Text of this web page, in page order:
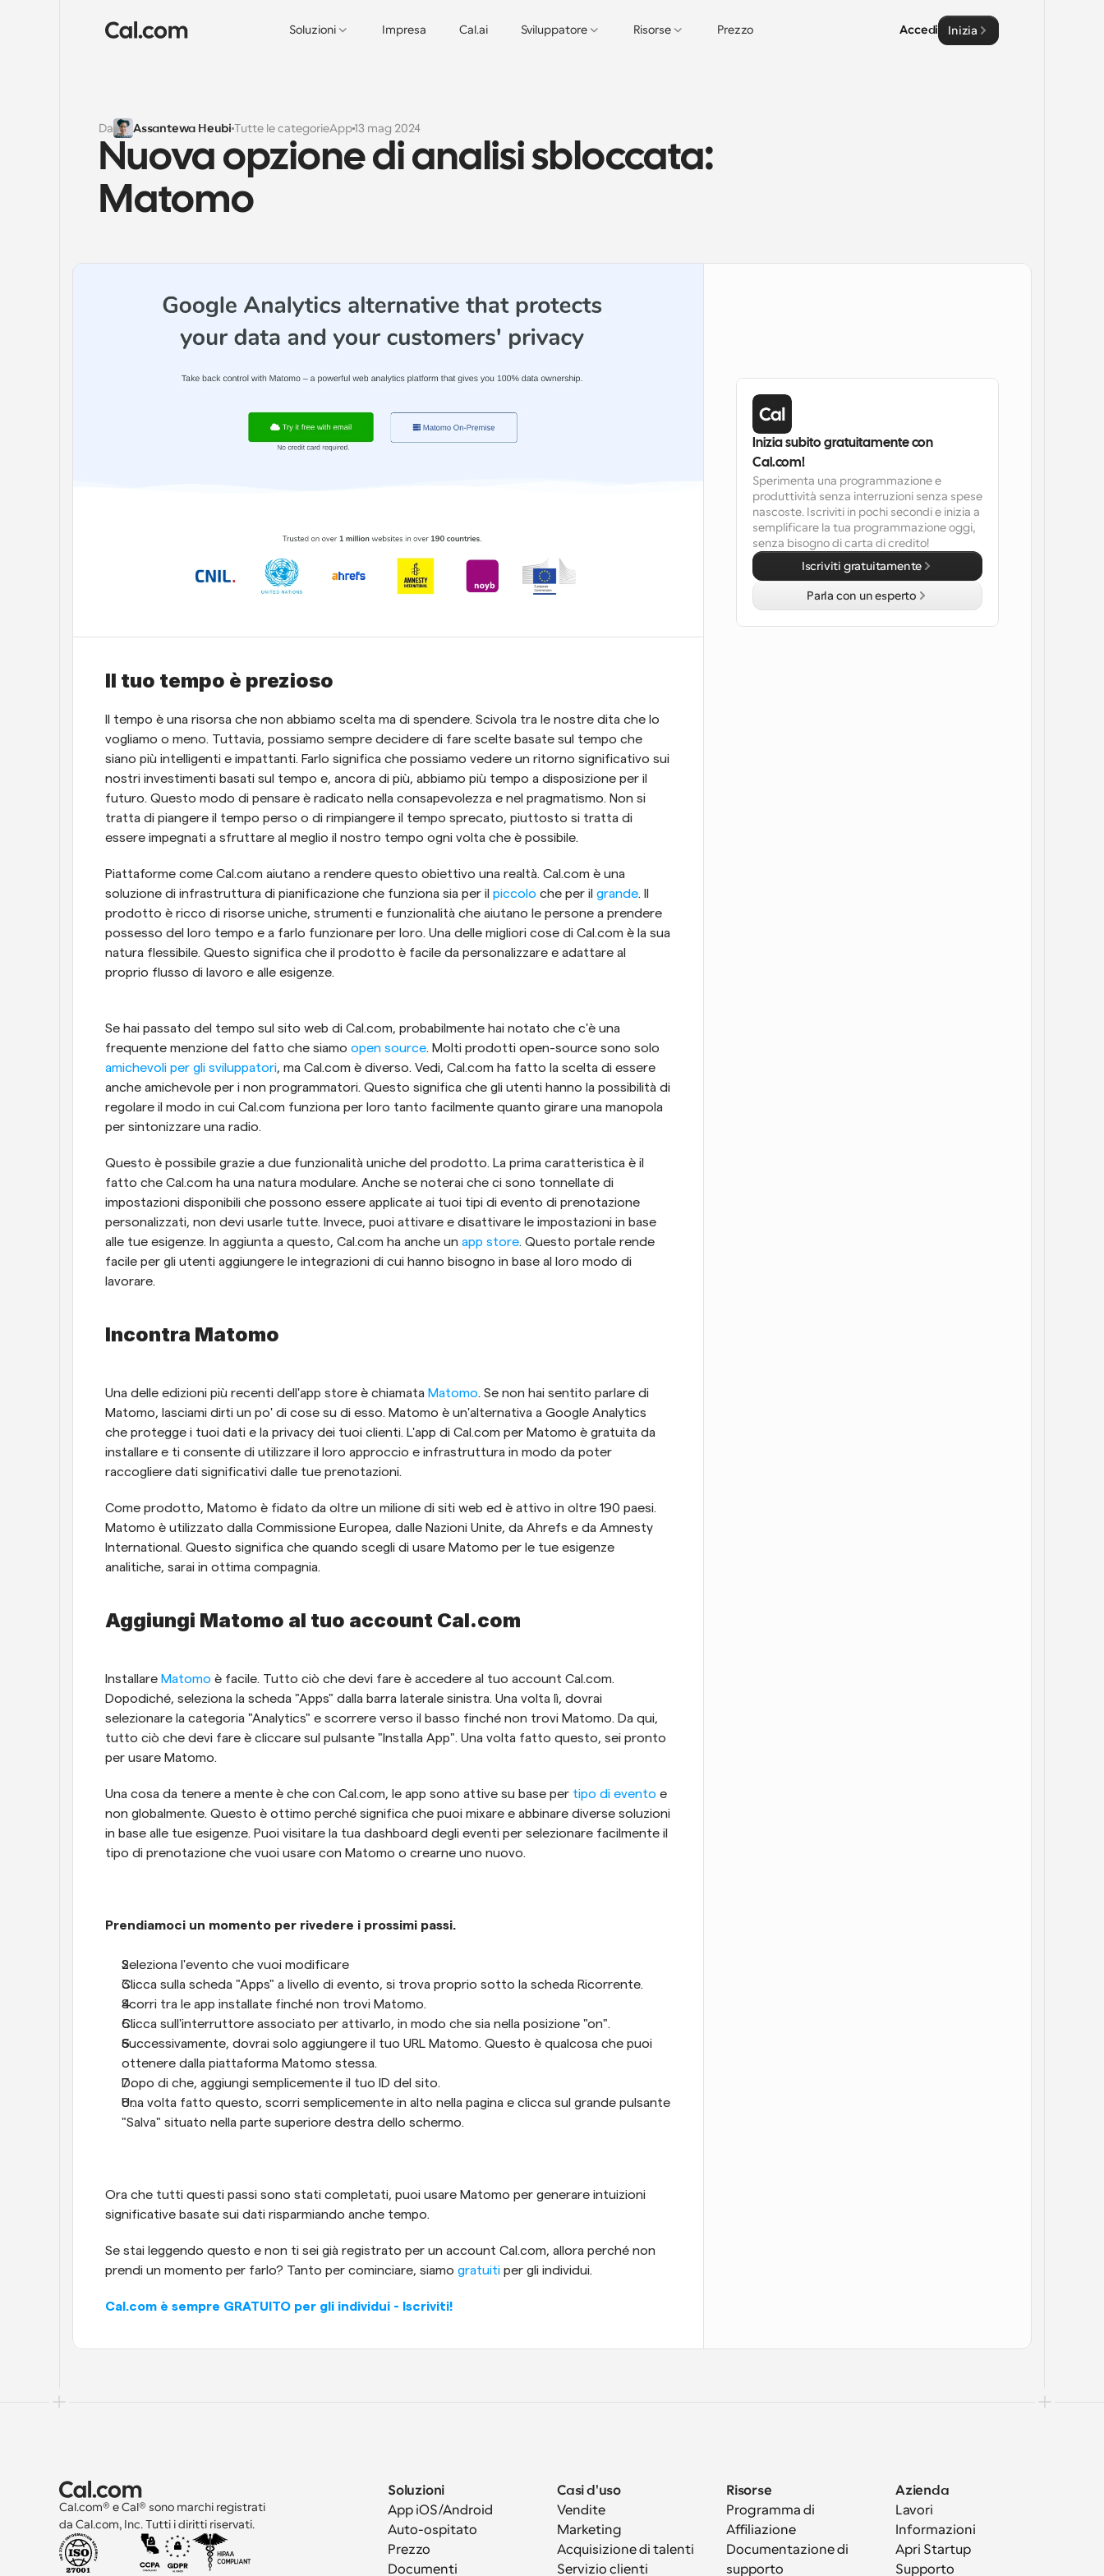
Soluzioni Impresa Cal.ai Sviluppatore Risorse Prezzo Accedi Inizia
Da Assantewa Heubi Tutte le categorieApp13 mag 2024
Nuova opzione di analisi sbloccata:
Matomo
Il tuo tempo è prezioso
Il tempo è una risorsa che non abbiamo scelta ma di spendere. Scivola tra le nostre dita che lo
vogliamo o meno. Tuttavia, possiamo sempre decidere di fare scelte basate sul tempo che
siano più intelligenti e impattanti. Farlo significa che possiamo vedere un ritorno significativo sui
nostri investimenti basati sul tempo e, ancora di più, abbiamo più tempo a disposizione per il
futuro. Questo modo di pensare è radicato nella consapevolezza e nel pragmatismo. Non si
tratta di piangere il tempo perso o di rimpiangere il tempo sprecato, piuttosto si tratta di
essere impegnati a sfruttare al meglio il nostro tempo ogni volta che è possibile.
Piattaforme come Cal.com aiutano a rendere questo obiettivo una realtà. Cal.com è una
soluzione di infrastruttura di pianificazione che funziona sia per il piccolo che per il grande. Il
prodotto è ricco di risorse uniche, strumenti e funzionalità che aiutano le persone a prendere
possesso del loro tempo e a farlo funzionare per loro. Una delle migliori cose di Cal.com è la sua
natura flessibile. Questo significa che il prodotto è facile da personalizzare e adattare al
proprio flusso di lavoro e alle esigenze.
Se hai passato del tempo sul sito web di Cal.com, probabilmente hai notato che c'è una
frequente menzione del fatto che siamo open source
amichevoli per gli sviluppatori, ma Cal.com è diverso. Vedi, Cal.com ha fatto la scelta di essere
anche amichevole per i non programmatori. Questo significa che gli utenti hanno la possibilità di
regolare il modo in cui Cal.com funziona per loro tanto facilmente quanto girare una manopola
per sintonizzare una radio.
Questo è possibile grazie a due funzionalità uniche del prodotto. La prima caratteristica è il
fatto che Cal.com ha una natura modulare. Anche se noterai che ci sono tonnellate di
impostazioni disponibili che possono essere applicate ai tuoi tipi di evento di prenotazione
personalizzati, non devi usarle tutte. Invece, puoi attivare e disattivare le impostazioni in base
alle tue esigenze. In aggiunta a questo, Cal.com ha anche un app store. Questo portale rende
facile per gli utenti aggiungere le integrazioni di cui hanno bisogno in base al loro modo di
lavorare.
Incontra Matomo
Una delle edizioni più recenti dell'app store è chiamata Matomo. Se non hai sentito parlare di
Matomo, lasciami dirti un po' di cose su di esso. Matomo è un'alternativa a Google Analytics
che protegge i tuoi dati e la privacy dei tuoi clienti. L'app di Cal.com per Matomo è gratuita da
installare e ti consente di utilizzare il loro approccio e infrastruttura in modo da poter
raccogliere dati significativi dalle tue prenotazioni.
Come prodotto, Matomo è fidato da oltre un milione di siti web ed è attivo in oltre 190 paesi.
Matomo è utilizzato dalla Commissione Europea, dalle Nazioni Unite, da Ahrefs e da Amnesty
International. Questo significa che quando scegli di usare Matomo per le tue esigenze
analitiche, sarai in ottima compagnia.
Aggiungi Matomo al tuo account Cal.com
Installare Matomo è facile. Tutto ciò che devi fare è accedere al tuo account Cal.com.
Dopodiché, seleziona la scheda "Apps" dalla barra laterale sinistra. Una volta lì, dovrai
selezionare la categoria "Analytics" e scorrere verso il basso finché non trovi Matomo. Da qui,
tutto ciò che devi fare è cliccare sul pulsante "Installa App". Una volta fatto questo, sei pronto
per usare Matomo.
Una cosa da tenere a mente è che con Cal.com, le app sono attive su base per tipo di evento e
non globalmente. Questo è ottimo perché significa che puoi mixare e abbinare diverse soluzioni
in base alle tue esigenze. Puoi visitare la tua dashboard degli eventi per selezionare facilmente il
tipo di prenotazione che vuoi usare con Matomo o crearne uno nuovo.
Prendiamoci un momento per rivedere i prossimi passi.
Seleziona l'evento che vuoi modificare
Clicca sulla scheda "Apps" a livello di evento, si trova proprio sotto la scheda Ricorrente.
Scorri tra le app installate finché non trovi Matomo.
Clicca sull'interruttore associato per attivarlo, in modo che sia nella posizione "on".
Successivamente, dovrai solo aggiungere il tuo URL Matomo. Questo è qualcosa che puoi
ottenere dalla piattaforma Matomo stessa.
Dopo di che, aggiungi semplicemente il tuo ID del sito.
Una volta fatto questo, scorri semplicemente in alto nella pagina e clicca sul grande pulsante
"Salva" situato nella parte superiore destra dello schermo.
Ora che tutti questi passi sono stati completati, puoi usare Matomo per generare intuizioni
significative basate sui dati risparmiando anche tempo.
Se stai leggendo questo e non ti sei già registrato per un account Cal.com, allora perché non
prendi un momento per farlo? Tanto per cominciare, siamo gratuiti per gli individui.
Cal.com è sempre GRATUITO per gli individui - Iscriviti!
Inizia subito gratuitamente con
Cal.com!
Sperimenta una programmazione e
produttività senza interruzioni senza spese
nascoste. Iscriviti in pochi secondi e inizia a
semplificare la tua programmazione oggi,
senza bisogno di carta di credito!
Iscriviti gratuitamente
Parla con un esperto
Cal.com® e Cal® sono marchi registrati
da Cal.com, Inc. Tutti i diritti riservati.
Soluzioni
App iOS/Android
Auto-ospitato
Prezzo
Documenti
Casi d'uso
Vendite
Marketing
Acquisizione di talenti
Servizio clienti
Risorse
Programma di
Affiliazione
Documentazione di
supporto
Azienda
Lavori
Informazioni
Apri Startup
Supporto